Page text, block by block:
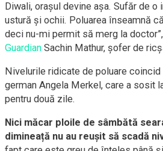
Diwali, orașul devine așa. Sufăr de
ustură și ochii. Poluarea înseamnă
deci nu-mi permit să merg la
Guardian Sachin Mathur, șofer de
Nivelurile ridicate de poluare
german Angela Merkel, care a sosit
pentru două zile.
Nici măcar ploile de sâmbătă
dimineață nu au reușit să scadă